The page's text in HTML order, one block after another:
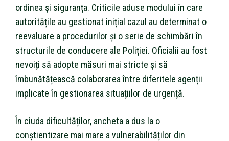
ordinea și siguranța. Criticile aduse modului în care
autoritățile au gestionat inițial cazul au determinat o
reevaluare a procedurilor și o serie de schimbări în
structurile de conducere ale Poliției. Oficialii au fost
nevoiți să adopte măsuri mai stricte și să
îmbunătățească colaborarea între diferitele agenții
implicate în gestionarea situațiilor de urgență.
În ciuda dificultăților, ancheta a dus la o
conștientizare mai mare a vulnerabilităților din